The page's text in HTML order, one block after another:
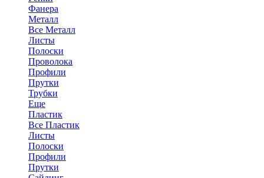
Фанера
Металл
Все Металл
Листы
Полоски
Проволока
Профили
Прутки
Трубки
Еще
Пластик
Все Пластик
Листы
Полоски
Профили
Прутки